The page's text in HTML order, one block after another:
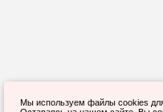
Мы используем файлы cookies